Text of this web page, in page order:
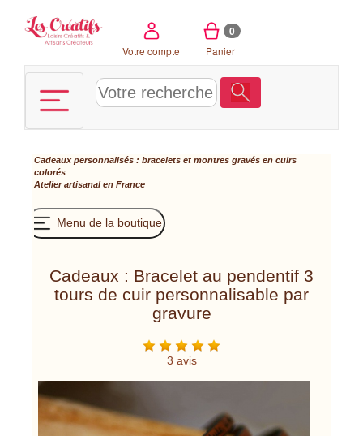
Votre compte
0
Panier
Cadeaux personnalisés : bracelets et montres gravés en cuirs
colorés
Atelier artisanal en France
Menu de la boutique
Cadeaux : Bracelet au pendentif 3
tours de cuir personnalisable par
gravure
3 avis